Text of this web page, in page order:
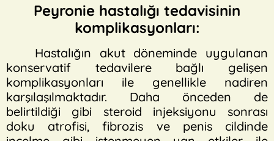
Peyronie hastalığı tedavisinin
komplikasyonları:
Hastalığın akut döneminde uygulanan
konservatif tedavilere bağlı gelişen
komplikasyonları ile genellikle nadiren
karşılaşılmaktadır. Daha önceden de
belirtildiği gibi steroid injeksiyonu sonrası
doku atrofisi, fibrozis ve penis cildinde